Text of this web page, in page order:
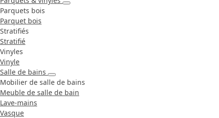
Parquets bois
Parquet bois
Stratifiés
Stratifié
Vinyles
Vinyle
Salle de bains
Mobilier de salle de bains
Meuble de salle de bain
Lave-mains
Vasque